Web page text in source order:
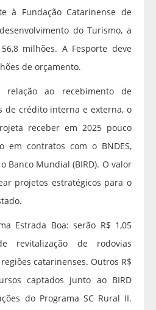
à Fundação Catarinense de
do Turismo, a
milhões. A Fesporte deve
de orçamento.
relação ao recebimento de
de crédito interna e externa, o
receber em 2025 pouco
em contratos com o BNDES,
Banco Mundial (BIRD). O valor
projetos estratégicos para o
Estrada Boa: serão R$ 1,05
revitalização de rodovias
catarinenses. Outros R$
captados junto ao BIRD
do Programa SC Rural II.